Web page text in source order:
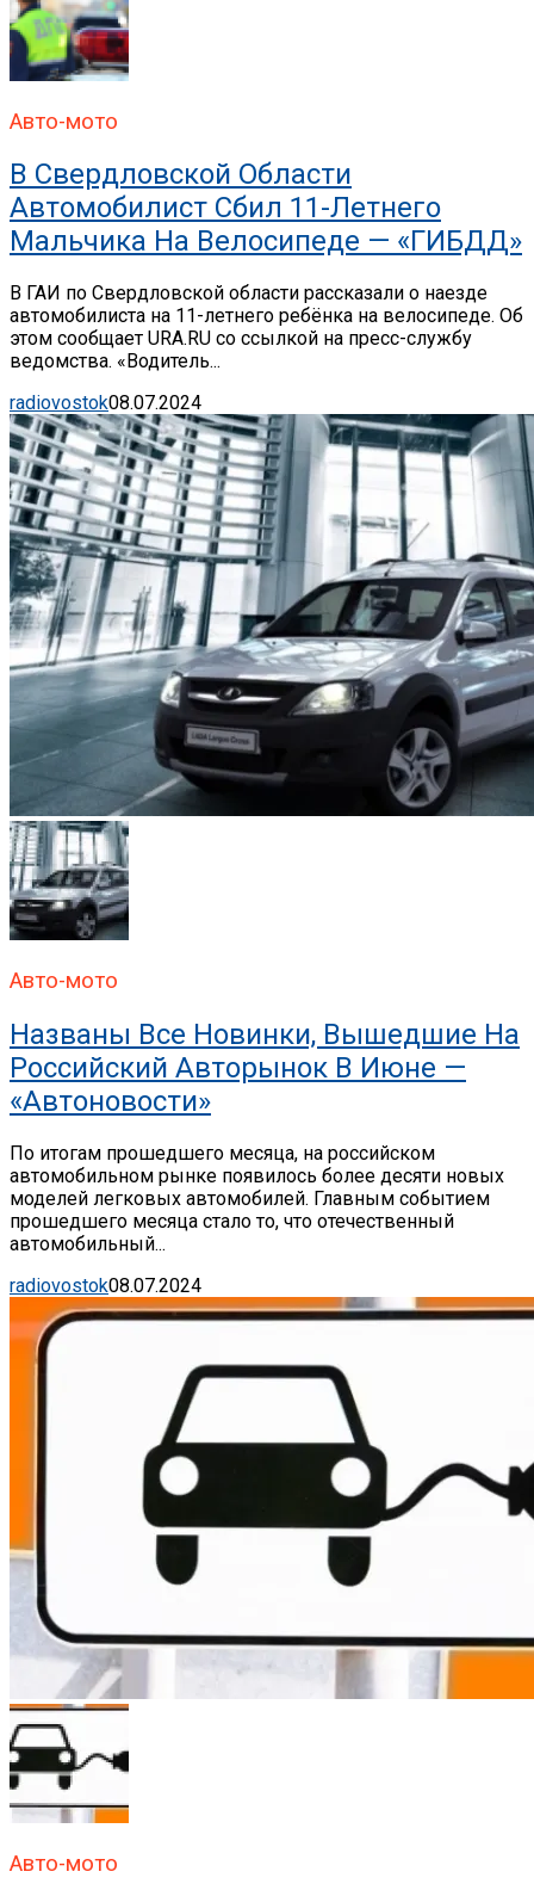
Авто-мото
В Свердловской Области
Автомобилист Сбил 11-Летнего
Мальчика На Велосипеде — «ГИБДД»
В ГАИ по Свердловской области рассказали о наезде
автомобилиста на 11-летнего ребёнка на велосипеде. Об
этом сообщает URA.RU со ссылкой на пресс-службу
ведомства. «Водитель...
radiovostok08.07.2024
Авто-мото
Названы Все Новинки, Вышедшие На
Российский Авторынок В Июне —
«Автоновости»
По итогам прошедшего месяца, на российском
автомобильном рынке появилось более десяти новых
моделей легковых автомобилей. Главным событием
прошедшего месяца стало то, что отечественный
автомобильный...
radiovostok08.07.2024
Авто-мото